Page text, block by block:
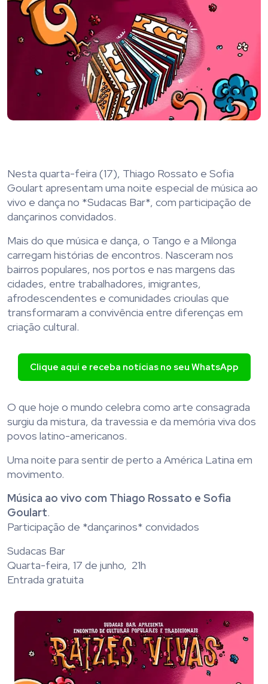
Nesta quarta-feira (17), Thiago Rossato e Sofia
Goulart apresentam uma noite especial de música ao
vivo e dança no *Sudacas Bar*, com participação de
dançarinos convidados.
Mais do que música e dança, o Tango e a Milonga
carregam histórias de encontros. Nasceram nos
bairros populares, nos portos e nas margens das
cidades, entre trabalhadores, imigrantes,
afrodescendentes e comunidades crioulas que
transformaram a convivência entre diferenças em
criação cultural.
Clique aqui e receba notícias no seu WhatsApp
O que hoje o mundo celebra como arte consagrada
surgiu da mistura, da travessia e da memória viva dos
povos latino-americanos.
Uma noite para sentir de perto a América Latina em
movimento.
Música ao vivo com Thiago Rossato e Sofia
Goulart.
Participação de *dançarinos* convidados
Sudacas Bar
Quarta-feira, 17 de junho, 21h
Entrada gratuita